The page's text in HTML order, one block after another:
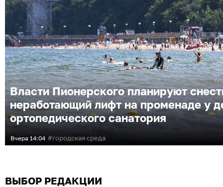
Власти Пионерского планируют
неработающий лифт на променаде у
ортопедического санатория
Вчера 14:04 городская среда
ВЫБОР РЕДАКЦИИ